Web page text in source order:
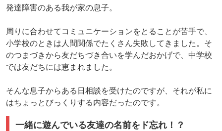
発達障害のある我が家の息子。
周りに合わせてコミュニケーションをとることが苦手で、
小学校のときは人間関係でたくさん失敗してきました。そ
のつまづきから友だちづき合いを学んだおかげで、中学校
では友だちには恵まれました。
そんな息子からある日相談を受けたのですが、それが私に
はちょっとびっくりする内容だったのです。
一緒に遊んでいる友達の名前をド忘れ！？